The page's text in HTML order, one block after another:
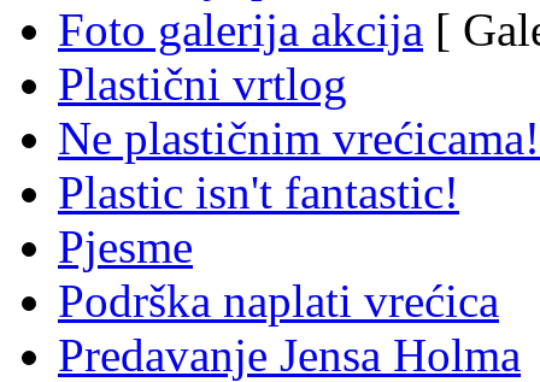
Foto galerija akcija [
Plastični vrtlog
Ne plastičnim vrećicama!
Plastic isn't fantastic!
Pjesme
Podrška naplati vrećica
Predavanje Jensa Holma